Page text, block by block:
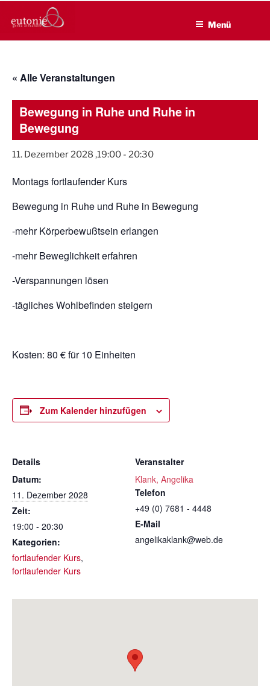
Inhalt
EUTONIE.DE
Lebensbalance durch körperliche Selbsterfahrung
Menü
« Alle Veranstaltungen
Bewegung in Ruhe und Ruhe in
Bewegung
11. Dezember 2028 ,19:00 - 20:30
Montags fortlaufender Kurs
Bewegung in Ruhe und Ruhe in Bewegung
-mehr Körperbewußtsein erlangen
-mehr Beweglichkeit erfahren
-Verspannungen lösen
-tägliches Wohlbefinden steigern
Kosten: 80 € für 10 Einheiten
Zum Kalender hinzufügen
Details
Datum:
11. Dezember 2028
Zeit:
19:00 - 20:30
Kategorien:
fortlaufender Kurs,
fortlaufender Kurs
Veranstalter
Klank, Angelika
Telefon
+49 (0) 7681 - 4448
E-Mail
angelikaklank@web.de